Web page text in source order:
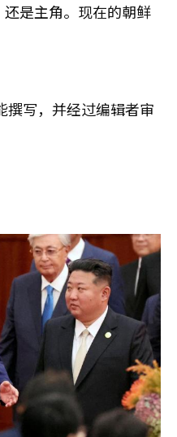
是主角。现在的朝鲜
写，并经过编辑者审